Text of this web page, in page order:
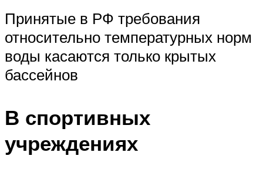
Принятые в РФ требования
относительно температурных норм
воды касаются только крытых
бассейнов
В спортивных
учреждениях